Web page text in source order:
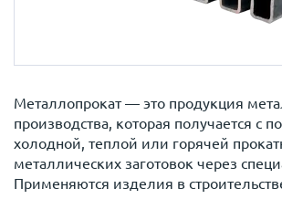
Металлопрокат — это продукция
производства, которая получается с
холодной, теплой или горячей
металлических заготовок через
Применяются изделия в